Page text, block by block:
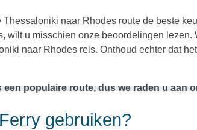
naar Rhodes route de beste
wilt u misschien onze beoordelingen
naar Rhodes reis. Onthoud echter dat
populaire route, dus we raden u aan
gebruiken?